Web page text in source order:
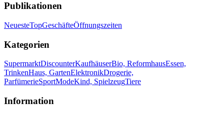
Publikationen
NeuesteTopGeschäfteÖffnungszeiten
Kategorien
SupermarktDiscounterKaufhäuserBio, ReformhausEssen,
TrinkenHaus, GartenElektronikDrogerie,
ParfümerieSportModeKind, SpielzeugTiere
Information